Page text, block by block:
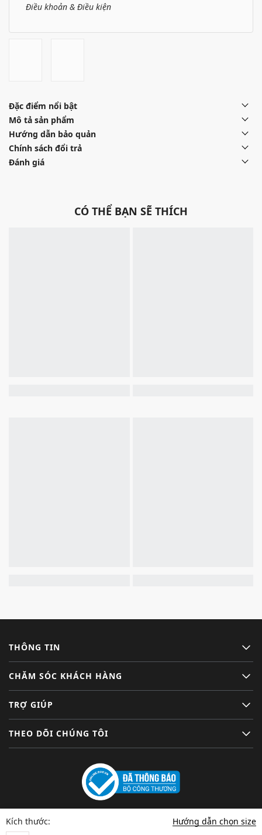
Điều khoản & Điều kiện
Kích thước: Hướng dẫn chọn size
Đặc điểm nổi bật
Mô tả sản phẩm
Hướng dẫn bảo quản
Chính sách đổi trả
Đánh giá
CÓ THỂ BẠN SẼ THÍCH
THÔNG TIN
CHĂM SÓC KHÁCH HÀNG
TRỢ GIÚP
THEO DÕI CHÚNG TÔI